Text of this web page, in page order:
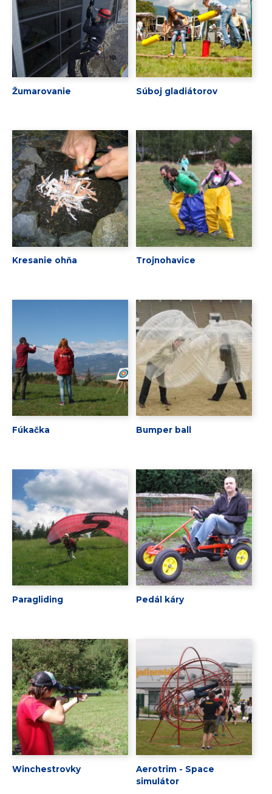
Žumarovanie Súboj gladiátorov
Kresanie ohňa Trojnohavice
Fúkačka Bumper ball
Paragliding Pedál káry
Winchestrovky
Aerotrim - Space
simulátor